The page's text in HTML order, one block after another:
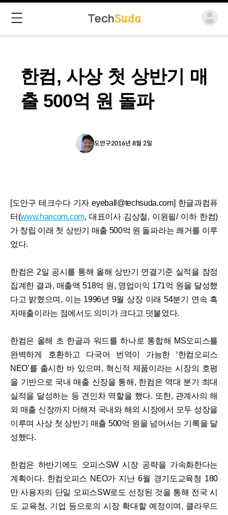
한컴, 사상 첫 상반기 매
출 500억 원 돌파
도안구2016년 8월 2일
[도안구 테크수다 기자 eyeball@techsuda.com] 한글과컴퓨
터(www.hancom.com, 대표이사 김상철, 이원필/ 이하 한컴)
가 창립 이래 첫 상반기 매출 500억 원 돌파라는 쾌거를 이루
었다.
한컴은 2일 공시를 통해 올해 상반기 연결기준 실적을 잠정
집계한 결과, 매출액 518억 원, 영업이익 171억 원을 달성했
다고 밝혔으며, 이는 1996년 9월 상장 이래 54분기 연속 흑
자매출이라는 점에서도 의미가 크다고 덧붙였다.
한컴은 올해 초 한글과 워드를 하나로 통합해 MS오피스를
완벽하게 호환하고 다국어 번역이 가능한 ‘한컴오피스
NEO’를 출시한 바 있으며, 혁신적 제품이라는 시장의 호평
을 기반으로 국내 매출 신장을 통해, 한컴은 역대 분기 최대
실적을 달성하는 등 견인차 역할을 했다. 또한, 관계사의 해
외 매출 신장까지 더해져 국내와 해외 시장에서 모두 성장을
이루며 사상 첫 상반기 매출 500억 원을 넘어서는 기록을 달
성했다.
한컴은 하반기에도 오피스SW 시장 공략을 가속화한다는
계획이다. 한컴오피스 NEO가 지난 6월 경기도교육청 180
만 사용자의 단일 오피스SW로도 선정된 것을 통해 전국 시
도 교육청, 기업 등으로의 시장 확대할 예정이며, 클라우드